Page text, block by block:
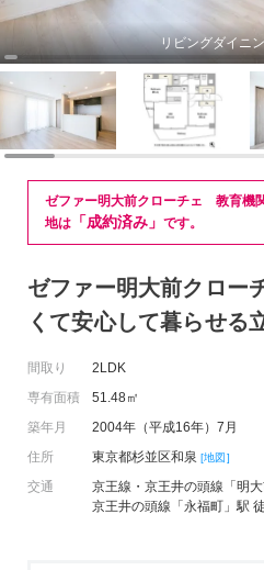
リビングダイニ
ゼファー明大前クローチェ 教育機
地は 「成約済み」 です。
ゼファー明大前クロ
くて安心して暮らせる
間取り
2LDK
専有面積
51.48㎡
築年月
2004年（平成16年）7月
住所
東京都杉並区和泉 [地図]
交通
京王線・京王井の頭線「明
京王井の頭線「永福町」駅